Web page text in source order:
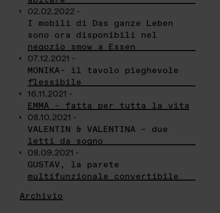
02.02.2022 -
I mobili di Das ganze Leben
sono ora disponibili nel
negozio smow a Essen
07.12.2021 -
MONIKA– il tavolo pieghevole
flessibile
16.11.2021 -
EMMA – fatta per tutta la vita
08.10.2021 -
VALENTIN & VALENTINA – due
letti da sogno
08.09.2021 -
GUSTAV, la parete
multifunzionale convertibile
Archivio